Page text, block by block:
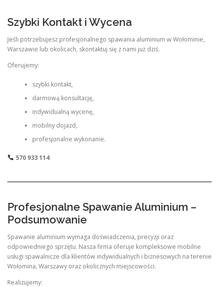
Szybki Kontakt i Wycena
Jeśli potrzebujesz profesjonalnego spawania aluminium w Wołominie,
Warszawie lub okolicach, skontaktuj się z nami już dziś.
Oferujemy:
szybki kontakt,
darmową konsultację,
indywidualną wycenę,
mobilny dojazd,
profesjonalne wykonanie.
570 933 114
Profesjonalne Spawanie Aluminium –
Podsumowanie
Spawanie aluminium wymaga doświadczenia, precyzji oraz
odpowiedniego sprzętu. Nasza firma oferuje kompleksowe mobilne
usługi spawalnicze dla klientów indywidualnych i biznesowych na terenie
Wołomina, Warszawy oraz okolicznych miejscowości.
Realizujemy: